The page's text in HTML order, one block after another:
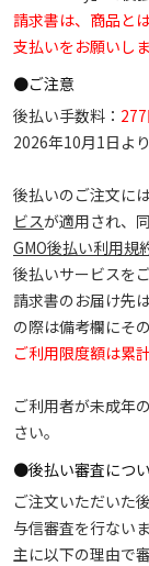
請求書は、商品と
支払いをお願いしま
●ご注意
後払い手数料： 277
2026年10月1日よ
後払いのご注文には
ビスが適用され、
GMO後払い利用規
後払いサービスを
請求書のお届け先
の際は備考欄にそ
ご利用限度額は累
ご利用者が未成年
さい。
●後払い審査につ
ご注文いただいた
与信審査を行ないま
主に以下の理由で